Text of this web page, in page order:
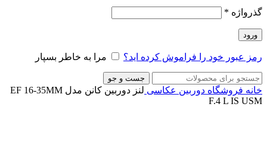
گذرواژه *
ورود
رمز عبور خود را فراموش کرده اید؟ مرا به خاطر بسپار
جست و جو
خانه فروشگاه دوربین عکاسی
لنز دوربین کانن مدل EF 16-35MM
F.4 L IS USM